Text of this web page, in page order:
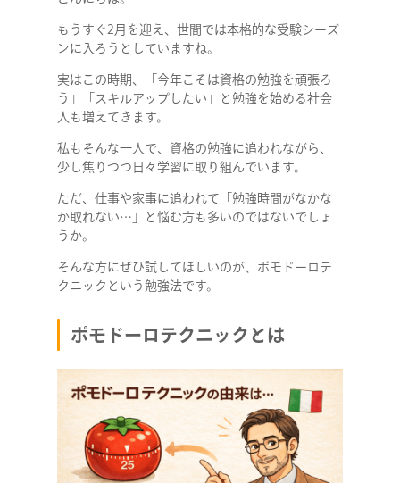
社会人の勉強にはポモドーロが最適
まとめ
もうすぐ2月を迎え、世間では本格的な受験シーズ
ンに入ろうとしていますね。
実はこの時期、「今年こそは資格の勉強を頑張ろ
う」「スキルアップしたい」と勉強を始める社会
人も増えてきます。
私もそんな一人で、資格の勉強に追われながら、
少し焦りつつ日々学習に取り組んでいます。
ただ、仕事や家事に追われて「勉強時間がなかな
か取れない…」と悩む方も多いのではないでしょ
うか。
そんな方にぜひ試してほしいのが、ポモドーロテ
クニックという勉強法です。
ポモドーロテクニックとは